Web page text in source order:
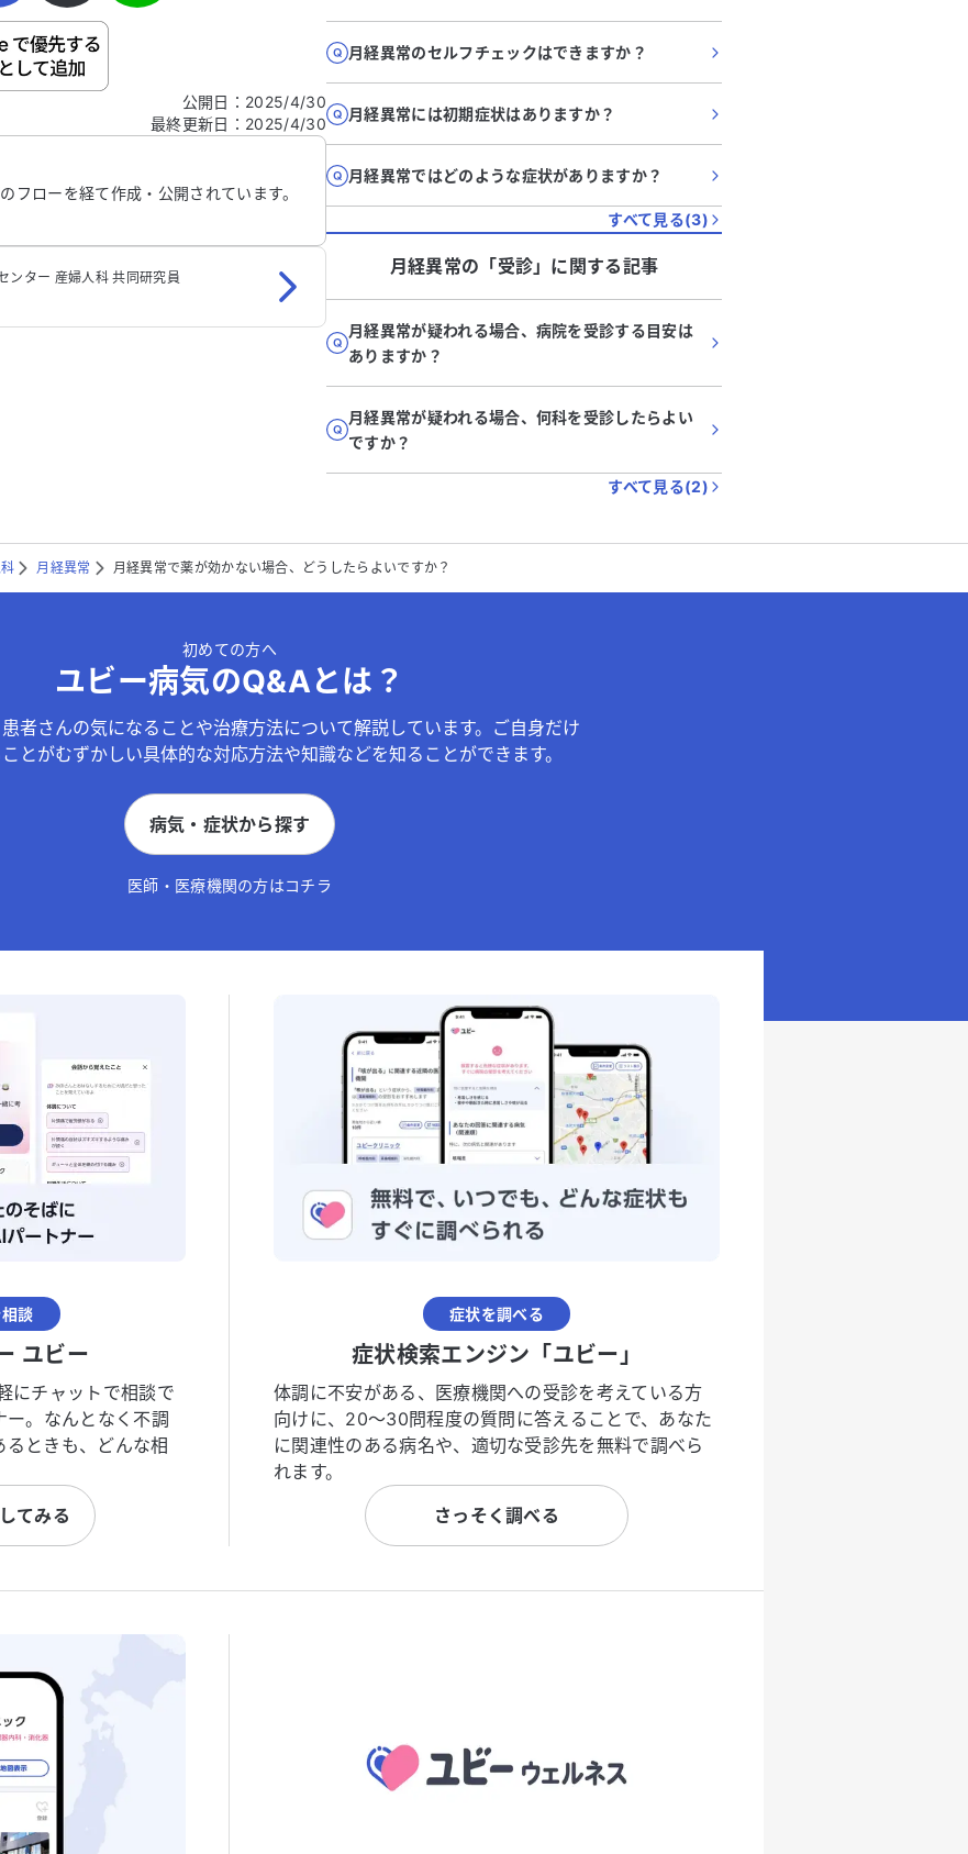
の病気の詳細などの個人情報は入れないでくだ
公開日 ： 2025/4/30
最終更新日 ： 2025/4/30
フローを経て作成・公開されています。
ンター 産婦人科 共同研究員
月経異常のセルフチェックはできますか？
月経異常には初期症状はありますか？
月経異常ではどのような症状がありますか？
すべて見る(3)
月経異常の「受診」に関する記事
月経異常が疑われる場合、病院を受診する目安は
ありますか？
月経異常が疑われる場合、何科を受診したらよい
ですか？
すべて見る(2)
月経異常 月経異常で薬が効かない場合、どうしたらよいですか？
初めての方へ
ユビー病気のQ&Aとは？
者さんの気になることや治療方法について解説しています。ご自身だけ
とがむずかしい具体的な対応方法や知識などを知ることができます。
病気・症状から探す
医師・医療機関の方はコチラ
談
ユビー
にチャットで相談で
ー。なんとなく不調
ときも、どんな相
てみる
症状を調べる
症状検索エンジン「ユビー」
体調に不安がある、医療機関への受診を考えている方
向けに、20〜30問程度の質問に答えることで、あなた
に関連性のある病名や、適切な受診先を無料で調べら
れます。
さっそく調べる